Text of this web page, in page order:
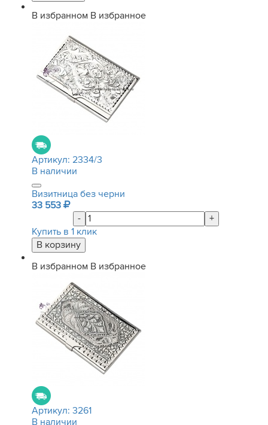
В избранном В избранное
Артикул: 2334/3
В наличии
Визитница без черни
33 553
-
+
Купить в 1 клик
В избранном В избранное
Артикул: 3261
В наличии